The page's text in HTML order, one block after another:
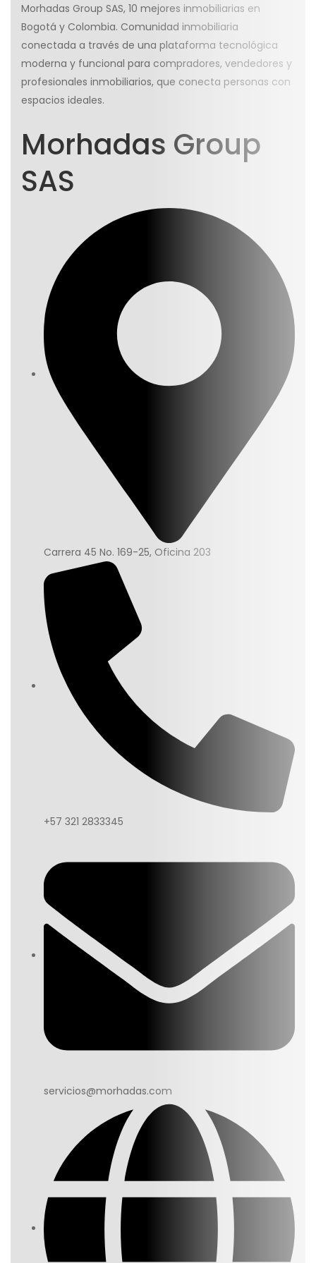
Morhadas Group SAS, 10 mejores inmobiliarias en
Bogotá y Colombia. Comunidad inmobiliaria
conectada a través de una plataforma tecnológica
moderna y funcional para compradores, vendedores y
profesionales inmobiliarios, que conecta personas con
espacios ideales.
Morhadas Group
SAS
Carrera 45 No. 169-25, Oficina 203
+57 321 2833345
servicios@morhadas.com